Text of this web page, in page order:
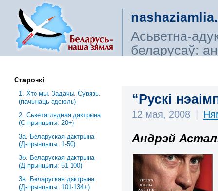
Асьветна-
беларусаў:
“Рускі
12 мая, 2008 |
Андрэй
Старонкі
1. Хто мы. Задачы. Сувязь.
(пачынаць адсюль)
2. Сьветаглядная дактрына
(С-прынцыпы: 20+)
3a. Беларуская дактрына
(Д-прынцыпы: 1-50)
3б. Беларуская дактрына
(Д-прынцыпы: 51-100)
3в. Беларуская дактрына
(Д-прынцыпы: 101-134+)